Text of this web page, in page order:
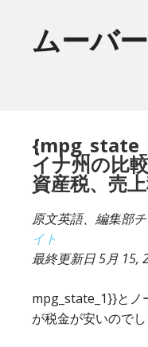
ムーバ
イナ州の比
資産税、売
原文英語、編集部
イト
最終更新日5月 15,
mpg_state_1}}とノ
が税金が安いので